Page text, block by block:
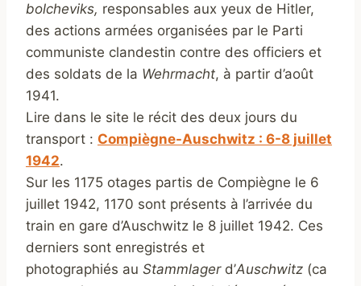
bolcheviks, responsables aux yeux de Hitler,
des actions armées organisées par le Parti
communiste clandestin contre des officiers et
des soldats de la Wehrmacht, à partir d’août
1941.
Lire dans le site le récit des deux jours du
transport : Compiègne-Auschwitz : 6-8 juillet
1942.
Sur les 1175 otages partis de Compiègne le 6
juillet 1942, 1170 sont présents à l’arrivée du
train en gare d’Auschwitz le 8 juillet 1942. Ces
derniers sont enregistrés et
photographiés au Stammlagerd’Auschwitz (ca